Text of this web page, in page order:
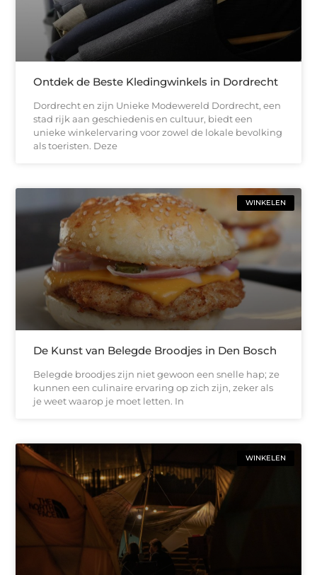
Ontdek de Beste Kledingwinkels in Dordrecht
Dordrecht en zijn Unieke Modewereld Dordrecht, een
stad rijk aan geschiedenis en cultuur, biedt een
unieke winkelervaring voor zowel de lokale bevolking
als toeristen. Deze
WINKELEN
De Kunst van Belegde Broodjes in Den Bosch
Belegde broodjes zijn niet gewoon een snelle hap; ze
kunnen een culinaire ervaring op zich zijn, zeker als
je weet waarop je moet letten. In
WINKELEN